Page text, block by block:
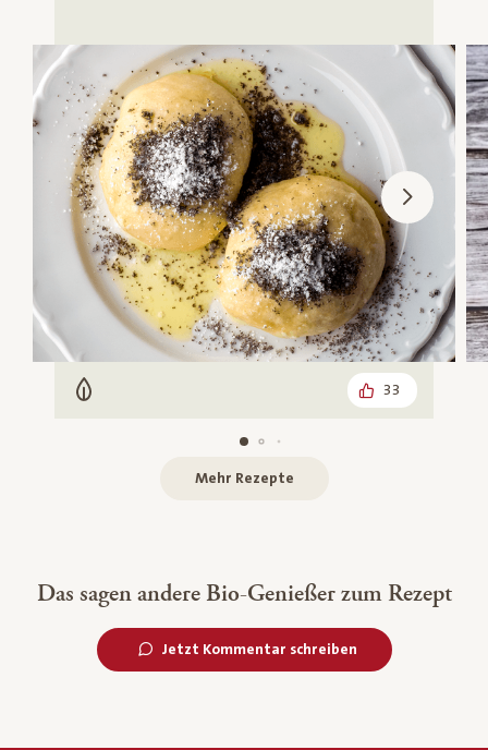
Vegetarisch 33
Mehr Rezepte
Das sagen andere Bio-Genießer zum Rezept
Jetzt Kommentar schreiben